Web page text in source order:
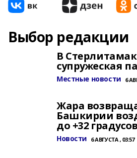
Выбор редакции
В
супружеская
Местные новости 6
Жара
Башкирии
до +32 градусов
Новости 6 АВГУСТА , 03:57